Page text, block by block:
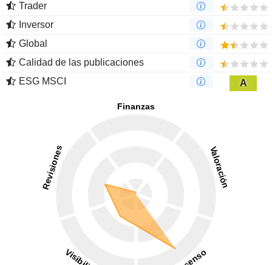
Trader
Inversor
Global
Calidad de las publicaciones
ESG MSCI
A